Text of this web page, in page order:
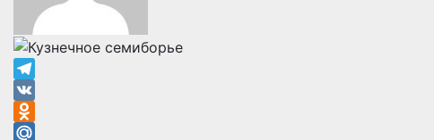
Telegram
VK
Odnoklassniki